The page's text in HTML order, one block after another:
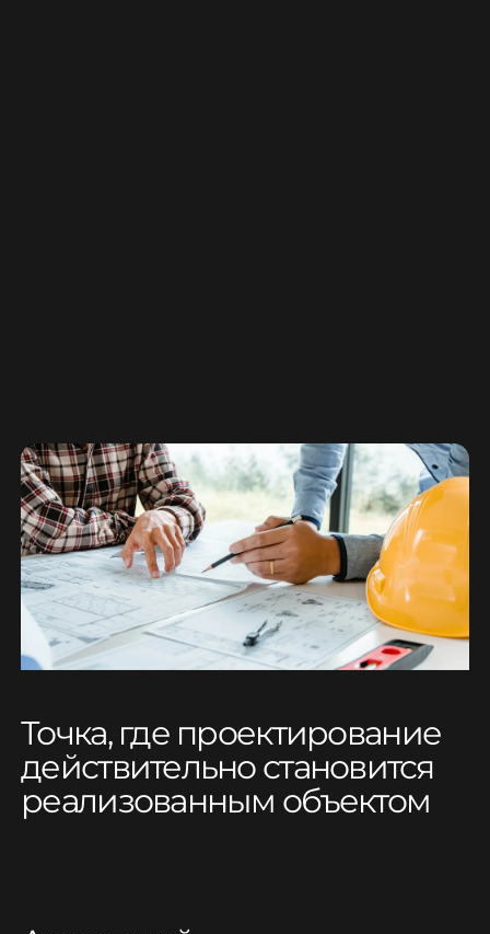
Точка, где проектирование
действительно становится
реализованным объектом